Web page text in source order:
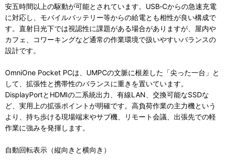
安五時間以上の駆動が可能とされています。USB‑Cからの急速充電
に対応し、モバイルバッテリー等からの給電とも相性が良い構成で
す。直射日光下では視認性に課題がある場合がありますが、屋内や
カフェ、コワーキングなど通常の作業環境で扱いやすいバランスの
設計です。
OmniOne Pocket PCは、UMPCの文脈に根差した「尖った一台」と
して、拡張性と携帯性のバランスに重きを置いています。
DisplayPortとHDMIの二系統出力、有線LAN、交換可能なSSDな
ど、実用上の拡張ポイントが明確です。高負荷作業の主力機という
より、持ち歩ける現場端末やサブ機、リモート会議、出張先での軽
作業に強みを発揮します。
自動回転表示（縦向きと横向き）